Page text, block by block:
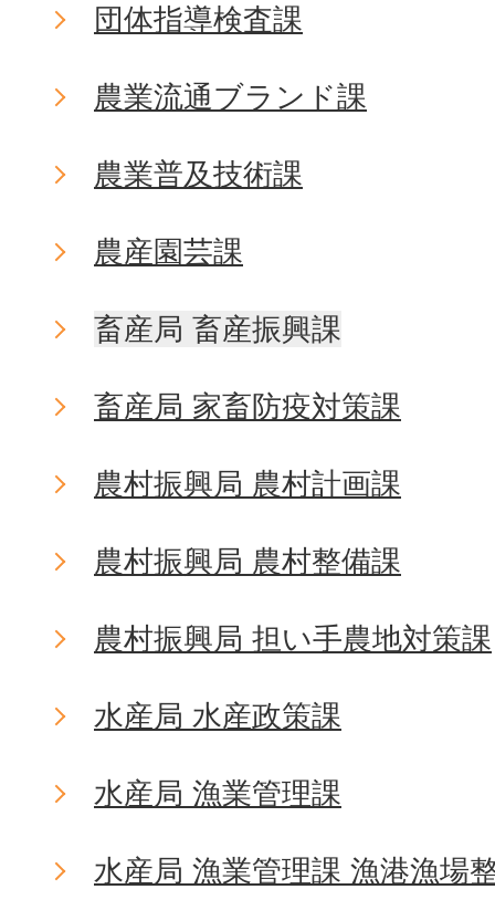
団体指導検査課
農業流通ブランド課
農業普及技術課
農産園芸課
畜産局 畜産振興課
畜産局 家畜防疫対策課
農村振興局 農村計画課
農村振興局 農村整備課
農村振興局 担い手農地対策課
水産局 水産政策課
水産局 漁業管理課
水産局 漁業管理課 漁港漁場